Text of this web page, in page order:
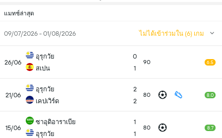
แมทช์ล่าสุด
09/07/2026 - 01/08/2026 ไม่ได้เข้าร่วมใน (6) เกม
26/06
อุรุกวัย
สเปน
0
1
90 6.5
21/06
อุรุกวัย
เคปเวิร์ด
2
2
80 8.0
15/06
ซาอุดิอาราเบีย
อุรุกวัย
1
1
80 8.7